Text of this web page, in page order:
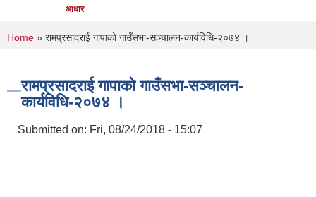
आधार
You are here
Home » रामप्रसादराई गापाको गाउँसभा-सञ्चालन-कार्यविधि-२०७४ ।
रामप्रसादराई गापाको गाउँसभा-सञ्चालन-
कार्यविधि-२०७४ ।
Submitted on: Fri, 08/24/2018 - 15:07